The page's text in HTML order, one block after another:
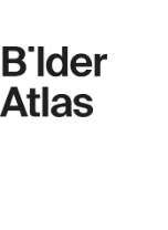
contenido